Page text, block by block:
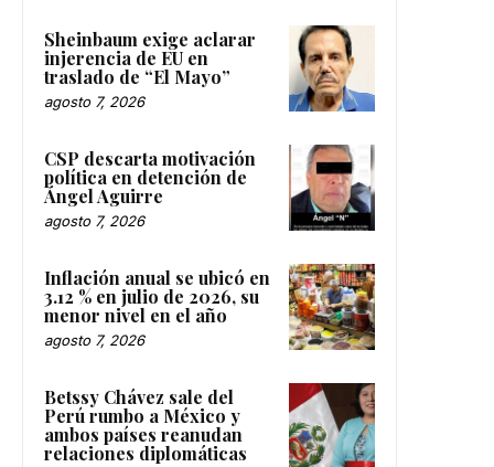
Sheinbaum exige aclarar
injerencia de EU en
traslado de “El Mayo”
agosto 7, 2026
CSP descarta motivación
política en detención de
Ángel Aguirre
agosto 7, 2026
Inflación anual se ubicó en
3.12 % en julio de 2026, su
menor nivel en el año
agosto 7, 2026
Betssy Chávez sale del
Perú rumbo a México y
ambos países reanudan
relaciones diplomáticas